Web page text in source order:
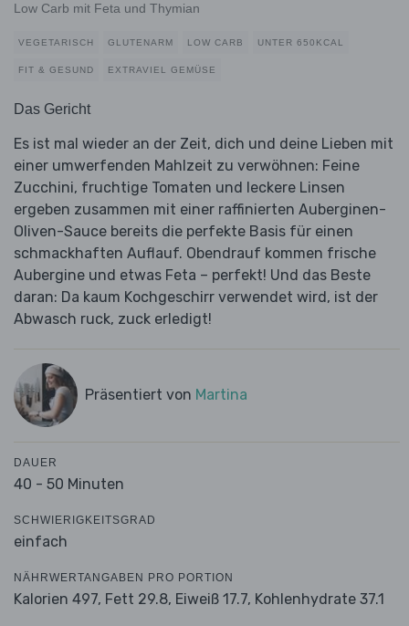
Low Carb mit Feta und Thymian
VEGETARISCH GLUTENARM LOW CARB UNTER 650KCAL
FIT & GESUND EXTRAVIEL GEMÜSE
Das Gericht
Es ist mal wieder an der Zeit, dich und deine Lieben mit
einer umwerfenden Mahlzeit zu verwöhnen: Feine
Zucchini, fruchtige Tomaten und leckere Linsen
ergeben zusammen mit einer raffinierten Auberginen-
Oliven-Sauce bereits die perfekte Basis für einen
schmackhaften Auflauf. Obendrauf kommen frische
Aubergine und etwas Feta – perfekt! Und das Beste
daran: Da kaum Kochgeschirr verwendet wird, ist der
Abwasch ruck, zuck erledigt!
Präsentiert von Martina
DAUER
40 - 50 Minuten
SCHWIERIGKEITSGRAD
einfach
NÄHRWERTANGABEN PRO PORTION
Kalorien 497, Fett 29.8, Eiweiß 17.7, Kohlenhydrate 37.1